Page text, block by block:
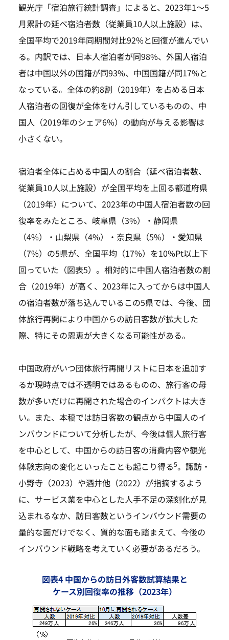
観光庁「宿泊旅行統計調査」によると、2023年1～5
月累計の延べ宿泊者数（従業員10人以上施設）は、
全国平均で2019年同期間対比92%と回復が進んでい
る。内訳では、日本人宿泊者が同98%、外国人宿泊
者は中国以外の国籍が同93%、中国国籍が同17%と
なっている。全体の約8割（2019年）を占める日本
人宿泊者の回復が全体をけん引しているものの、中
国人（2019年のシェア6%）の動向が与える影響は
小さくない。
宿泊者全体に占める中国人の割合（延べ宿泊者数、
従業員10人以上施設）が全国平均を上回る都道府県
（2019年）について、2023年の中国人宿泊者数の回
復率をみたところ、岐阜県（3%）・静岡県
（4%）・山梨県（4%）・奈良県（5%）・愛知県
（7%）の5県が、全国平均（17%）を10%Pt以上下
回っていた（図表5）。相対的に中国人宿泊者数の割
合（2019年）が高く、2023年に入ってからは中国人
の宿泊者数が落ち込んでいるこの5県では、今後、団
体旅行再開により中国からの訪日客数が拡大した
際、特にその恩恵が大きくなる可能性がある。
中国政府がいつ団体旅行再開リストに日本を追加す
るか現時点では不透明ではあるものの、旅行客の母
数が多いだけに再開された場合のインパクトは大き
い。また、本稿では訪日客数の観点から中国人のイ
ンバウンドについて分析したが、今後は個人旅行客
を中心として、中国からの訪日客の消費内容や観光
体験志向の変化といったことも起こり得る5。諏訪・
小野寺（2023）や酒井他（2022）が指摘するよう
に、サービス業を中心とした人手不足の深刻化が見
込まれるなか、訪日客数というインバウンド需要の
量的な面だけでなく、質的な面も踏まえて、今後の
インバウンド戦略を考えていく必要があるだろう。
図表4 中国からの訪日外客数試算結果と
ケース別回復率の推移（2023年）